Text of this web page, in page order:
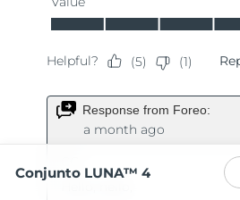
Conjunto LUNA™ 4